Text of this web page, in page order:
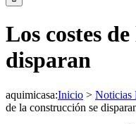
Los costes
disparan
aquimicasa:Inicio > Noticias
de la construcción se